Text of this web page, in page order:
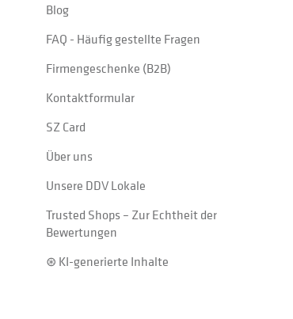
Blog
FAQ - Häufig gestellte Fragen
Firmengeschenke (B2B)
Kontaktformular
SZ Card
Über uns
Unsere DDV Lokale
Trusted Shops – Zur Echtheit der
Bewertungen
⊛ KI-generierte Inhalte